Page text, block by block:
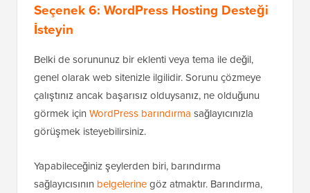
Seçenek 6: WordPress Hosting Desteği
İsteyin
Belki de sorununuz bir eklenti veya tema ile değil,
genel olarak web sitenizle ilgilidir. Sorunu çözmeye
çalıştınız ancak başarısız olduysanız, ne olduğunu
görmek için WordPress barındırma sağlayıcınızla
görüşmek isteyebilirsiniz.
Yapabileceğiniz şeylerden biri, barındırma
sağlayıcısının belgelerinegöz atmaktır. Barındırma,